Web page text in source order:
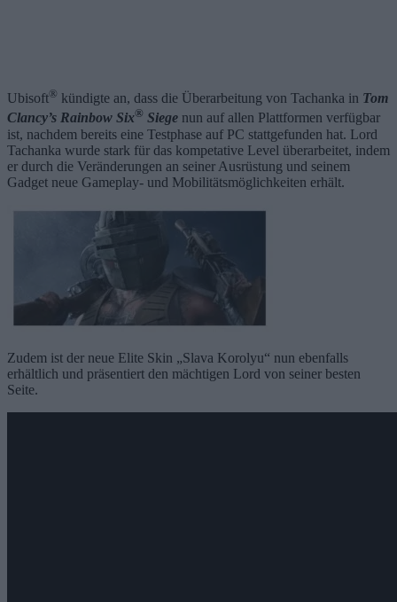
Ubisoft® kündigte an, dass die Überarbeitung von Tachanka in Tom
Clancy’s Rainbow Six® Siege nun auf allen Plattformen verfügbar
ist, nachdem bereits eine Testphase auf PC stattgefunden hat. Lord
Tachanka wurde stark für das kompetative Level überarbeitet, indem
er durch die Veränderungen an seiner Ausrüstung und seinem
Gadget neue Gameplay- und Mobilitätsmöglichkeiten erhält.
Zudem ist der neue Elite Skin „Slava Korolyu“ nun ebenfalls
erhältlich und präsentiert den mächtigen Lord von seiner besten
Seite.